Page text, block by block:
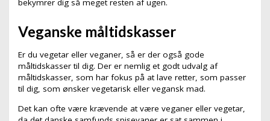
bekymrer dig så meget resten af ugen.
Veganske måltidskasser
Er du vegetar eller veganer, så er der også gode
måltidskasser til dig. Der er nemlig et godt udvalg af
måltidskasser, som har fokus på at lave retter, som passer
til dig, som ønsker vegetarisk eller vegansk mad.
Det kan ofte være krævende at være veganer eller vegetar,